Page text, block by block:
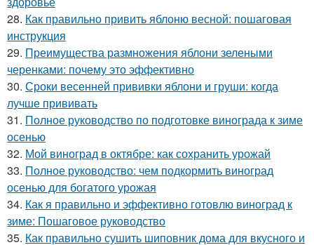
28. Как правильно привить яблоню весной: пошаговая
инструкция
29. Преимущества размножения яблони зелеными
черенками: почему это эффективно
30. Сроки весенней прививки яблони и груши: когда
лучше прививать
31. Полное руководство по подготовке винограда к зиме
осенью
32. Мой виноград в октябре: как сохранить урожай
33. Полное руководство: чем подкормить виноград
осенью для богатого урожая
34. Как я правильно и эффективно готовлю виноград к
зиме: Пошаговое руководство
35. Как правильно сушить шиповник дома для вкусного и